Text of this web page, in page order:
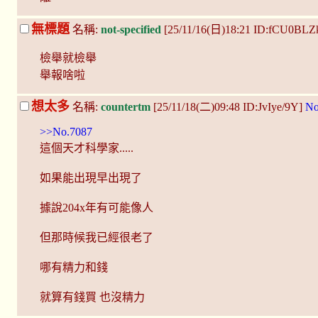
無標題 名稱: not-specified [25/11/16(日)18:21
檢舉就檢舉
舉報啥啦
想太多 名稱: countertm [25/11/18(二)09:48 ID:JvIye/9Y]
>>No.7087
這個天才科學家.....
如果能出現早出現了
據說204x年有可能像人
但那時候我已經很老了
哪有精力和錢
就算有錢買 也沒精力